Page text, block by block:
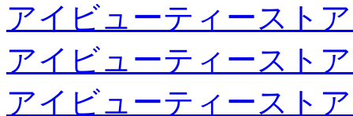
アイビューティースト
アイビューティースト
アイビューティースト